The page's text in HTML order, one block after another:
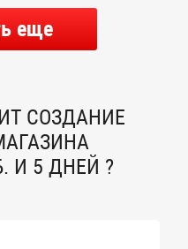
еще
СОЗДАНИЕ
И 5 ДНЕЙ ?